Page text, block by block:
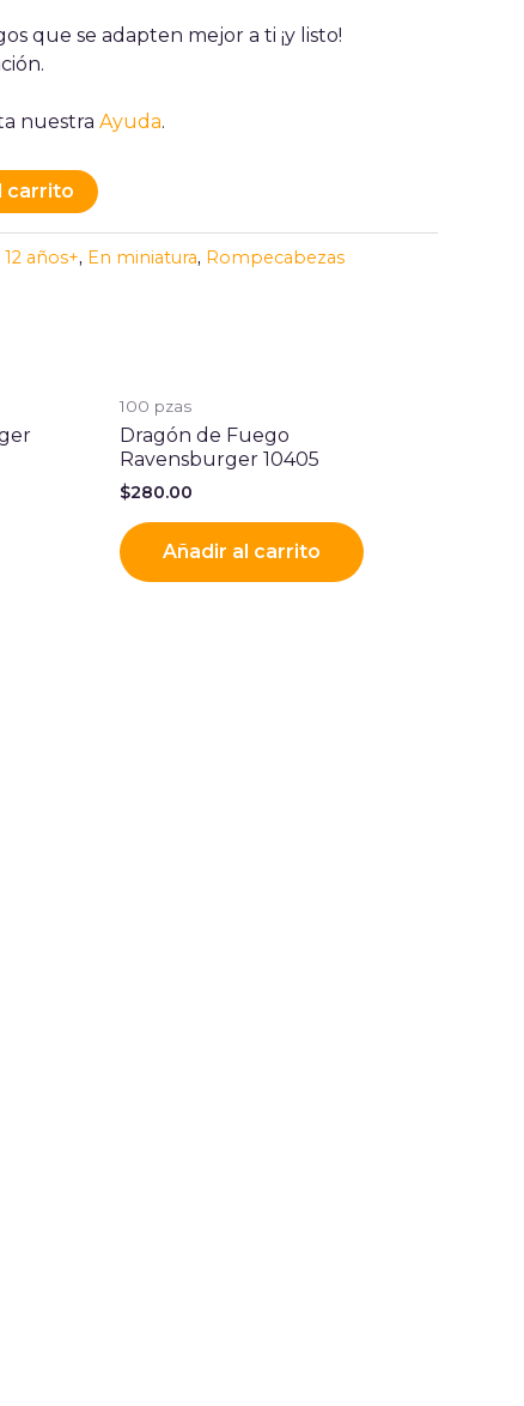
que se adapten mejor a ti ¡y listo!
nuestra Ayuda.
carrito
12 años+, En miniatura, Rompecabezas
100 pzas
Dragón de Fuego
Ravensburger 10405
$280.00
Añadir al carrito